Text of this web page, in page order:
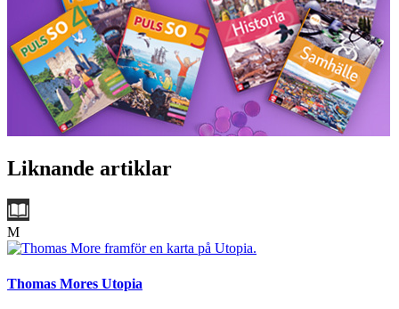
Liknande artiklar
M
Thomas Mores Utopia